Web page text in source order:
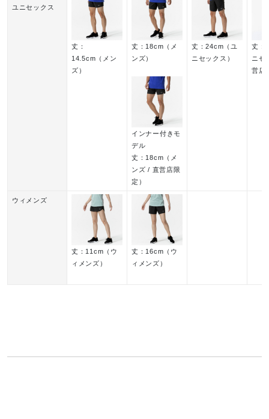
弱い操作によるウエットクリーニン
グができる
06：クイックシルバー
36：フォレストナイト
ユニセックス
丈：
14.5cm（メン
ズ）
丈：18cm（メ
ンズ）
インナー付きモ
デル
丈：18cm（メ
ンズ / 直営店限
定）
丈：24cm（ユ
ニセックス）
丈：
ニセ
営店
ウィメンズ
丈：11cm（ウ
ィメンズ）
丈：16cm（ウ
ィメンズ）